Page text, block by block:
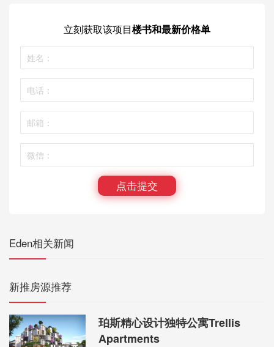
立刻获取该项目楼书和最新价格单
点击提交
Eden相关新闻
新推房源推荐
珀斯精心设计独特公寓Trellis
Apartments